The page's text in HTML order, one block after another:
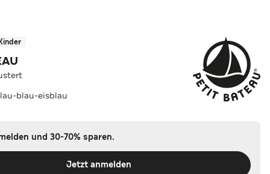
blau-eisblau
und 30-70% sparen.
Jetzt anmelden